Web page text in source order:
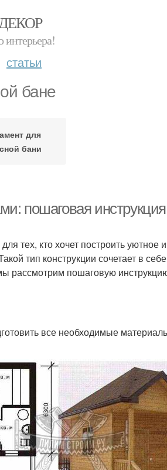
интерьера!
статьи
бане
для
бани
пошаговая инструкция
тех, кто хочет построить
тип конструкции сочетает в
рассмотрим пошаговую
все необходимые